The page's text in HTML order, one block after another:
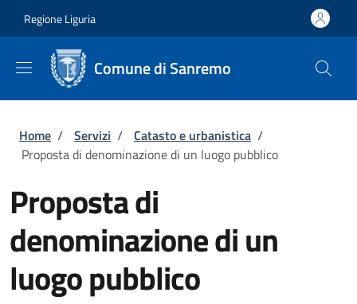
Regione Liguria
Comune di Sanremo
Briciole di pane
Home / Servizi / Catasto e urbanistica /
Proposta di denominazione di un luogo pubblico
Proposta di
denominazione di un
luogo pubblico